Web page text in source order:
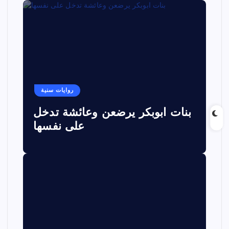
روايات سنية
بنات ابوبكر يرضعن وعائشة تدخل
على نفسها